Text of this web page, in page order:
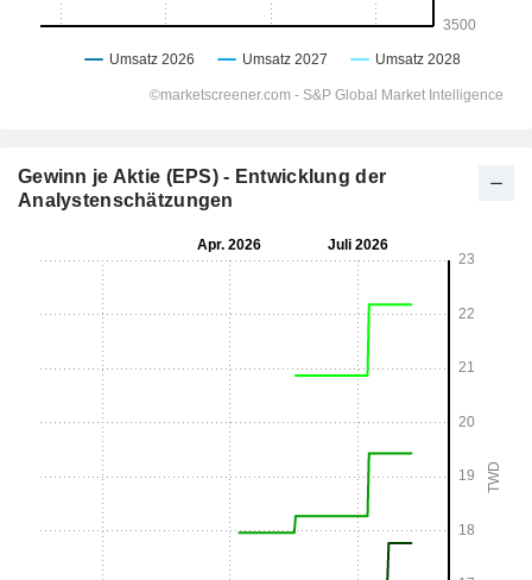
Gewinn je Aktie (EPS) - Entwicklung der
Analystenschätzungen